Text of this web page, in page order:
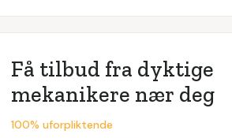
Få tilbud fra dyktige
mekanikere nær deg
100% uforpliktende